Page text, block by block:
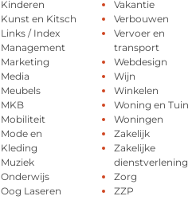
Kinderen
Kunst en Kitsch
Links / Index
Management
Marketing
Media
Meubels
MKB
Mobiliteit
Mode en
Kleding
Muziek
Onderwijs
Oog Laseren
Vakantie
Verbouwen
Vervoer en
transport
Webdesign
Wijn
Winkelen
Woning en Tuin
Woningen
Zakelijk
Zakelijke
dienstverlening
Zorg
ZZP